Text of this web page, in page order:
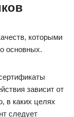
которыми
основных.
зависит от
в каких целях
следует